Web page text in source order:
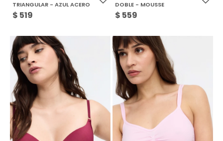
TRIANGULAR - AZUL ACERO
$ 519
DOBLE - MOUSSE
$ 559